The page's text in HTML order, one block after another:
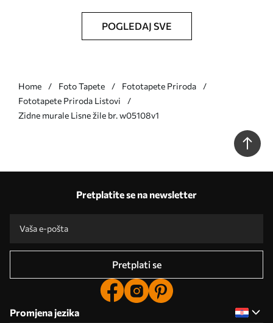
POGLEDAJ SVE
Home Foto Tapete
Fototapete Priroda
Fototapete Priroda Listovi
Zidne murale Lisne žile br. w05108v1
Pretplatite se na newsletter
Pretplati se
Promjena jezika